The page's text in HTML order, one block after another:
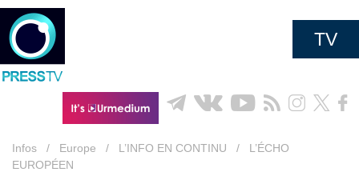
TV
Infos / Europe / L’INFO EN CONTINU /
L’ÉCHO
EUROPÉEN